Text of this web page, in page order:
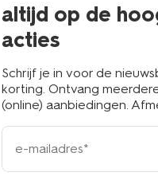
altijd op de
acties
Schrijf je in voor de
korting. Ontvang
(online) aanbiedingen.
e-
mailadres